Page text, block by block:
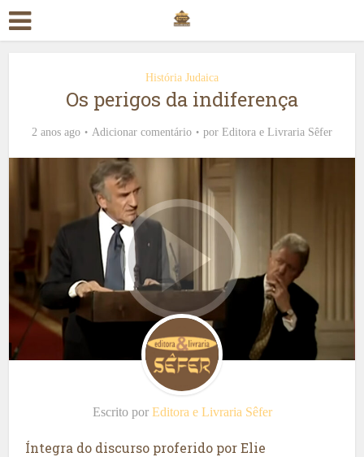
História Judaica
Os perigos da indiferença
2 anos ago Adicionar comentário por Editora e Livraria Sêfer
Escrito por Editora e Livraria Sêfer
Íntegra do discurso proferido por Elie